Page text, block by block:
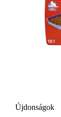
Újdonságok